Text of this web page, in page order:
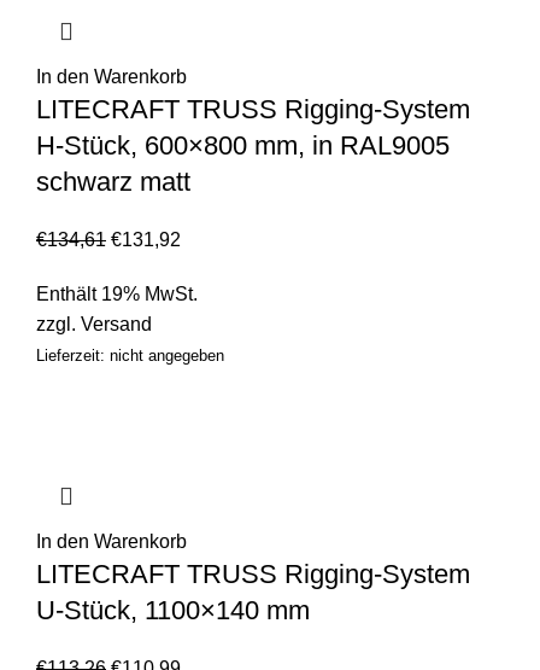
In den Warenkorb
LITECRAFT TRUSS Rigging-System
H-Stück, 600×800 mm, in RAL9005
schwarz matt
€134,61 €131,92
Enthält 19% MwSt.
zzgl. Versand
Lieferzeit: nicht angegeben
In den Warenkorb
LITECRAFT TRUSS Rigging-System
U-Stück, 1100×140 mm